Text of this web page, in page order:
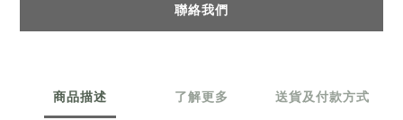
聯絡我們
商品描述 了解更多 送貨及付款方式